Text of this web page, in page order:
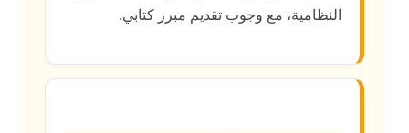
النظامية، مع وجوب تقديم مبرر كتابي.